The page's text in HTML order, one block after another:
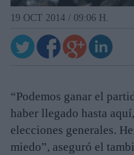
19 OCT 2014 / 09:06 H.
“Podemos ganar el
haber llegado hasta
elecciones generales.
miedo”, aseguró el